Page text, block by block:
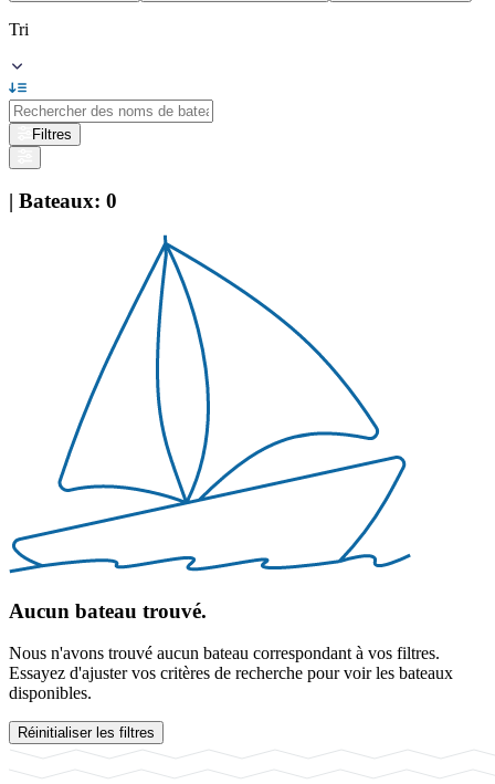
Tri
Filtres
| Bateaux: 0
Aucun bateau trouvé.
Nous n'avons trouvé aucun bateau correspondant à vos filtres.
Essayez d'ajuster vos critères de recherche pour voir les bateaux
disponibles.
Réinitialiser les filtres